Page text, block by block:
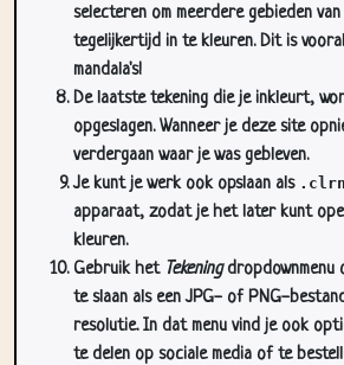
selecteren om meerdere gebieden
tegelijkertijd in te kleuren. Dit is
mandala's!
De laatste tekening die je inkleurt,
opgeslagen. Wanneer je deze site
verdergaan waar je was gebleven.
Je kunt je werk ook opslaan als
apparaat, zodat je het later kunt
kleuren.
Gebruik het Tekeningdropdownmenu
te slaan als een JPG- of PNG-
resolutie. In dat menu vind je ook
te delen op sociale media of te